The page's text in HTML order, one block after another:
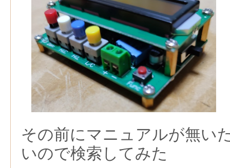
その前にマニュアルが無い
いので検索してみた